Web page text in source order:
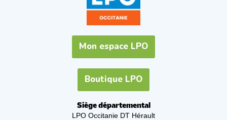
Mon espace LPO
Boutique LPO
Siège départemental
LPO Occitanie DT Hérault